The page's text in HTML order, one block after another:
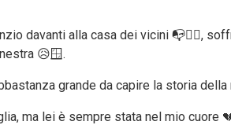
davanti alla casa dei vicini 📭🚶‍♀️,
😥🪟.
grande da capire la storia
ma lei è sempre stata nel mio